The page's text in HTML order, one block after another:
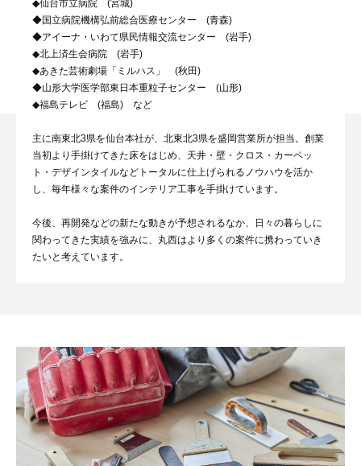
◆仙台市立病院 (宮城)
◆国立病院機構弘前総合医療センター (青森)
◆アイーナ・いわて県民情報交流センター (岩手)
◆北上済生会病院 (岩手)
◆あきた芸術劇場「ミルハス」 (秋田)
◆山形大学医学部東日本重粒子センター (山形)
◆福島テレビ (福島) など
主に南東北3県を仙台本社が、北東北3県を盛岡営業所が担当。創業
当初より手掛けてきた床をはじめ、天井・壁・クロス・カーペッ
ト・デザインタイルなどトータルに仕上げられるノウハウを活か
し、毎年様々な案件のインテリア工事を手掛けています。
今後、再開発などの新たな動きが予想されるなか、日々の暮らしに
関わってきた実績を強みに、丸西はより多くの案件に携わっていき
たいと考えています。